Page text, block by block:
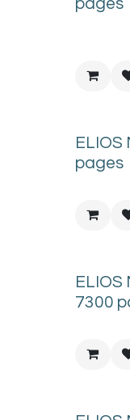
pages
ELIOS
pages
ELIOS
7300